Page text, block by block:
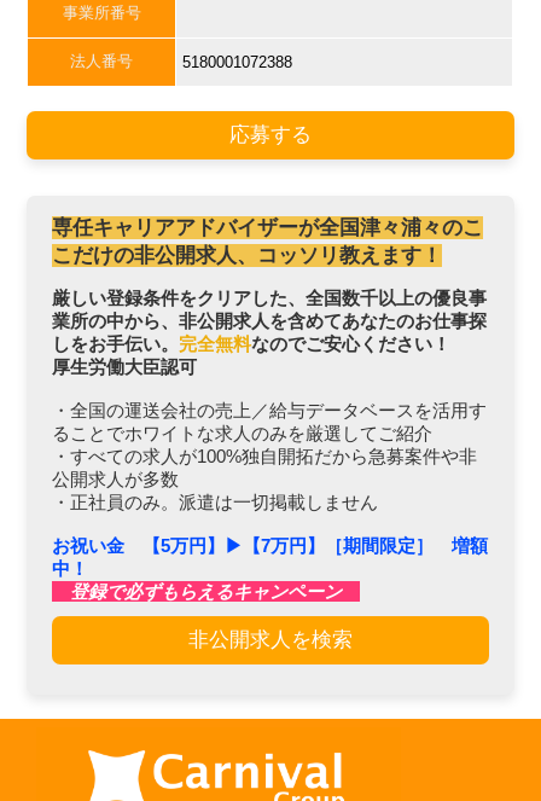
事業所番号
法人番号 5180001072388
応募する
専任キャリアアドバイザーが全国津々浦々のこ
こだけの非公開求人、コッソリ教えます！
厳しい登録条件をクリアした、全国数千以上の優良事
業所の中から、非公開求人を含めてあなたのお仕事探
しをお手伝い。 完全無料なのでご安心ください！
厚生労働大臣認可
・全国の運送会社の売上／給与データベースを活用す
ることでホワイトな求人のみを厳選してご紹介
・すべての求人が100%独自開拓だから急募案件や非
公開求人が多数
・正社員のみ。派遣は一切掲載しません
お祝い金 【5万円】▶︎【7万円】［期間限定］ 増額
中！
登録で必ずもらえるキャンペーン
非公開求人を検索